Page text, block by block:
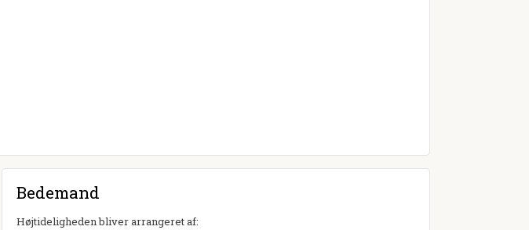
Bedemand
Højtideligheden bliver arrangeret af: